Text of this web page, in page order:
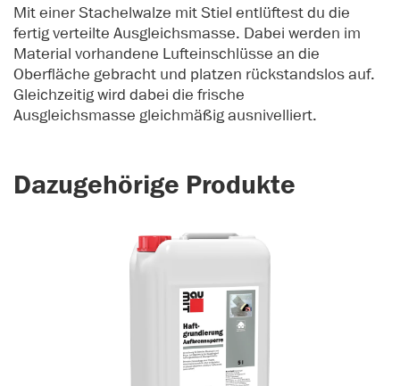
Mit einer Stachelwalze mit Stiel entlüftest du die
fertig verteilte Ausgleichsmasse. Dabei werden im
Material vorhandene Lufteinschlüsse an die
Oberfläche gebracht und platzen rückstandslos auf.
Gleichzeitig wird dabei die frische
Ausgleichsmasse gleichmäßig ausnivelliert.
Dazugehörige Produkte